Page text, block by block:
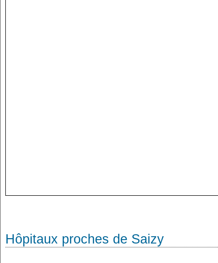
Hôpitaux proches de Saizy